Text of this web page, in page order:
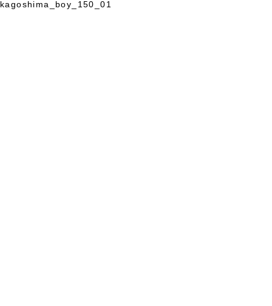
kagoshima_boy_150_01